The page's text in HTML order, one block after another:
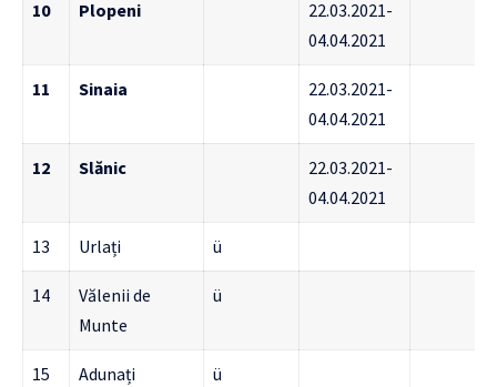
10 Plopeni
22.03.2021-
04.04.2021
11 Sinaia
22.03.2021-
04.04.2021
12 Slănic
22.03.2021-
04.04.2021
13 Urlați ü
14
Vălenii de
Munte
ü
15 Adunați ü